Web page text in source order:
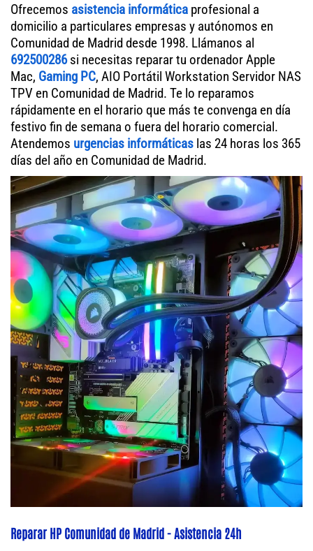
Ofrecemos asistencia informática profesional a
domicilio a particulares empresas y autónomos en
Comunidad de Madrid desde 1998. Llámanos al
692500286si necesitas reparar tu ordenador Apple
Mac, Gaming PC, AIO Portátil Workstation Servidor NAS
TPV en Comunidad de Madrid. Te lo reparamos
rápidamente en el horario que más te convenga en día
festivo fin de semana o fuera del horario comercial.
Atendemos urgencias informáticas las 24 horas los 365
días del año en Comunidad de Madrid.
Reparar HP Comunidad de Madrid - Asistencia 24h